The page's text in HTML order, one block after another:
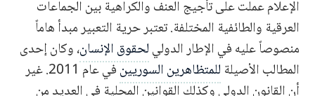
الإعلام عملت على تأجيج العنف والكراهية بين الجماعات
العرقية والطائفية المختلفة. تعتبر حرية التعبير مبدأ هاماً
منصوصاً عليه في الإطار الدوليلحقوق الإنسان، وكان إحدى
المطالب الأصيلة للمتظاهرين السوريين
في عام 2011. غير
أن القانون الدولي وكذلك القوانين المحلية في العديد من